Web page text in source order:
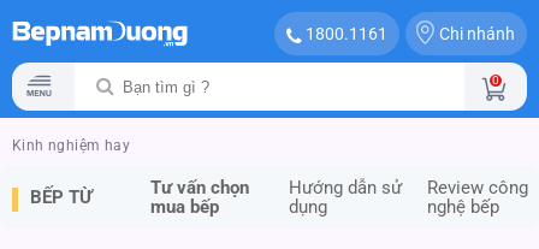
1800.1161 Chi nhánh
0
Kinh nghiệm hay
BẾP TỪ
Tư vấn chọn
mua bếp
Hướng dẫn sử
dụng
Review công
nghệ bếp